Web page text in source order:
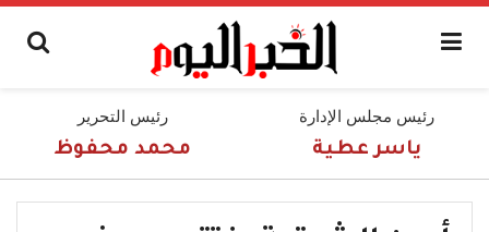
رئيس مجلس الإدارة
ياسر عطية
رئيس التحرير
محمد محفوظ